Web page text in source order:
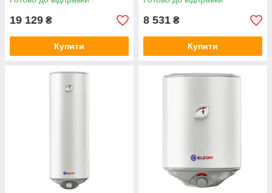
19 129 ₴
Купити
8 531 ₴
Купити